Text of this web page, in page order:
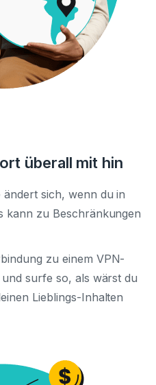
überall mit hin
ändert sich, wenn du in
kann zu Beschränkungen
zu einem VPN-
surfe so, als wärst du
Lieblings-Inhalten